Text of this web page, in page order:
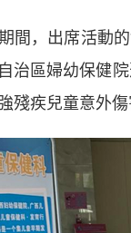
，出席活動的
治區婦幼保健
殘疾兒童意外